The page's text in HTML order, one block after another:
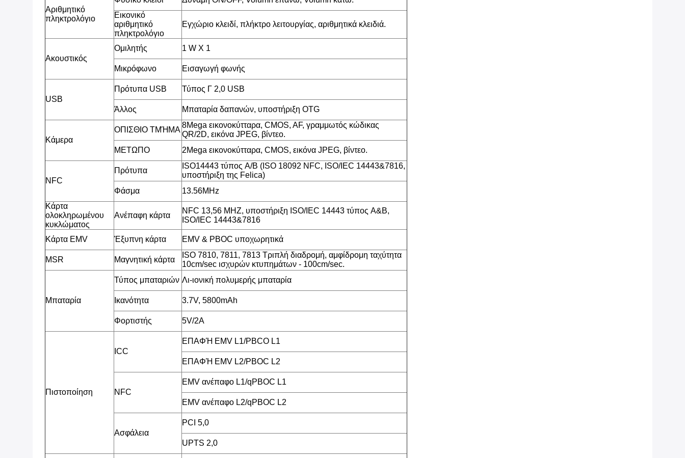
Αριθμητικό
πληκτρολόγιο
Εικονικό
αριθμητικό
πληκτρολόγιο
Εγχώριο κλειδί, πλήκτρο λειτουργίας, αριθμητικά κλειδιά.
Ακουστικός
Ομιλητής 1 W Χ 1
Μικρόφωνο Εισαγωγή φωνής
USB
Πρότυπα USB Τύπος Γ 2,0 USB
Άλλος Μπαταρία δαπανών, υποστήριξη OTG
Κάμερα
ΟΠΙΣΘΙΟ ΤΜΉΜΑ
8Mega εικονοκύτταρα, CMOS, AF, γραμμωτός κώδικας
QR/2D, εικόνα JPEG, βίντεο.
ΜΕΤΩΠΟ
2Mega εικονοκύτταρα, CMOS, εικόνα JPEG, βίντεο.
NFC
Πρότυπα
ISO14443 τύπος A/B (ISO 18092 NFC, ISO/IEC 14443&7816,
υποστήριξη της Felica)
Φάσμα
13.56MHz
Κάρτα
ολοκληρωμένου
κυκλώματος
Ανέπαφη κάρτα
NFC 13,56 MHZ, υποστήριξη ISO/IEC 14443 τύπος A&B,
ISO/IEC 14443&7816
Κάρτα EMV Έξυπνη κάρτα EMV & PBOC υποχωρητικά
MSR Μαγνητική κάρτα
ISO 7810, 7811, 7813 Τριπλή διαδρομή, αμφίδρομη ταχύτητα
10cm/sec ισχυρών κτυπημάτων - 100cm/sec.
Μπαταρία
Τύπος μπαταριών Λι-ιονική πολυμερής μπαταρία
Ικανότητα 3.7V, 5800mAh
Φορτιστής 5V/2A
Πιστοποίηση
ICC
ΕΠΑΦΉ EMV L1/PBCO L1
ΕΠΑΦΉ EMV L2/PBOC L2
NFC
EMV ανέπαφο L1/qPBOC L1
EMV ανέπαφο L2/qPBOC L2
Ασφάλεια
PCI 5,0
UPTS 2,0